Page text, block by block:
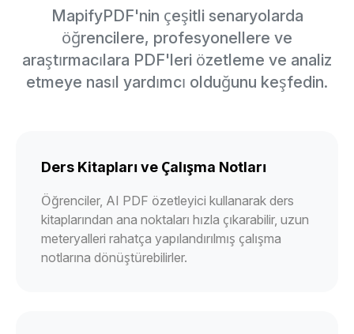
MapifyPDF'nin çeşitli senaryolarda
öğrencilere, profesyonellere ve
araştırmacılara PDF'leri özetleme ve analiz
etmeye nasıl yardımcı olduğunu keşfedin.
Ders Kitapları ve Çalışma Notları
Öğrenciler, AI PDF özetleyici kullanarak ders
kitaplarından ana noktaları hızla çıkarabilir, uzun
meteryalleri rahatça yapılandırılmış çalışma
notlarına dönüştürebilirler.